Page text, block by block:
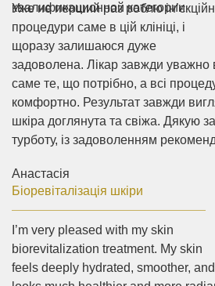
квалификационной категории
Уже не перший раз роблю
процедури саме в цій клініці, і
щоразу залишаюся дуже
задоволена. Лікар завжди уважно
саме те, що потрібно, а всі
комфортно. Результат завжди
шкіра доглянута та свіжа. Дякую
турботу, із задоволенням
Анастасія
Біоревіталізація шкіри
I’m very pleased with my skin
biorevitalization treatment. My skin
feels deeply hydrated, smoother, and